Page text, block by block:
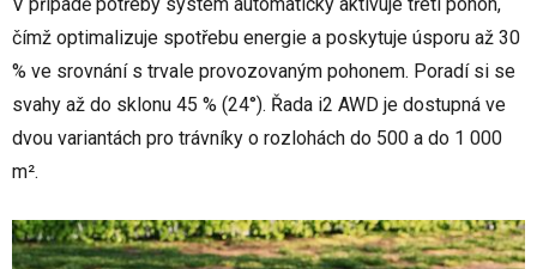
čímž optimalizuje spotřebu energie a poskytuje úsporu až 30
% ve srovnání s trvale provozovaným pohonem. Poradí si se
svahy až do sklonu 45 % (24°). Řada i2 AWD je dostupná ve
dvou variantách pro trávníky o rozlohách do 500 a do 1 000
m².